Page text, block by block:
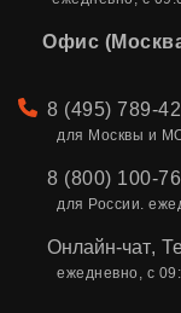
Офис
Телефон
8 (495) 789-
для Москвы и
8 (800) 100-
для России.
Онлайн-чат,
ежедневно, с